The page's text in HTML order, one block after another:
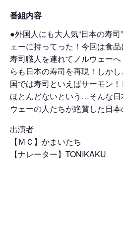
番組内容
●外国人にも大人気“日本の寿司
ェーに持ってった！今回は食
寿司職人を連れてノルウェー
らも日本の寿司を再現！しか
国では寿司といえばサーモン
ほとんどないという…そんな日
ウェーの人たちが絶賛した日
出演者
【ＭＣ】かまいたち
【ナレーター】TONIKAKU